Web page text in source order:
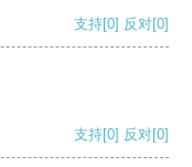
支持[0] 反对[0]
支持[0] 反对[0]